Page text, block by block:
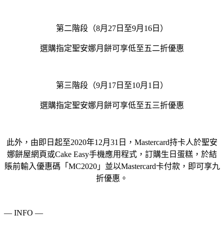
第二階段（8月27日至9月16日）
選購指定聖安娜月餅可享低至五二折優惠
第三階段（9月17日至10月1日）
選購指定聖安娜月餅可享低至五三折優惠
此外，由即日起至2020年12月31日，Mastercard持卡人於聖安
娜餅屋網頁或Cake Easy手機應用程式，訂購生日蛋糕，於結
賬前輸入優惠碼「MC2020」並以Mastercard卡付款，即可享九
折優惠。
— INFO —